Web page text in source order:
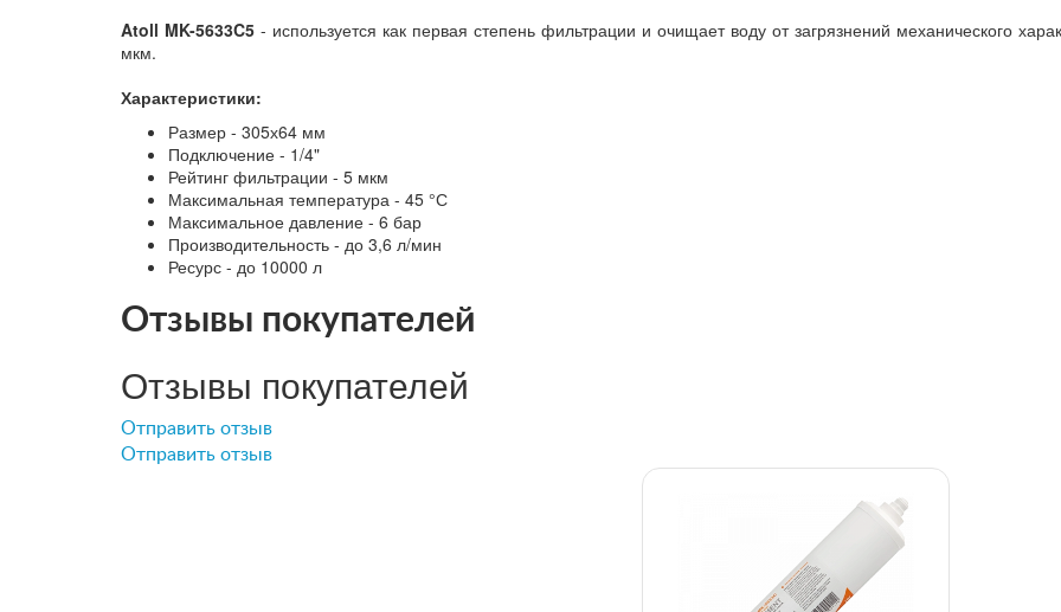
Atoll MK-5633C5 - используется как первая степень фильтрации и очищает воду от загрязнений механического
мкм.
Характеристики:
Размер - 305х64 мм
Подключение - 1/4"
Рейтинг фильтрации - 5 мкм
Максимальная температура - 45 °С
Максимальное давление - 6 бар
Производительность - до 3,6 л/мин
Ресурс - до 10000 л
Отзывы покупателей
Отзывы покупателей
Отправить отзыв
Отправить отзыв